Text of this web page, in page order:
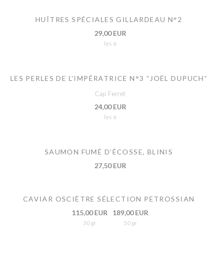
HUÎTRES SPÉCIALES GILLARDEAU N°2
29,00 EUR
les 6
LES PERLES DE L’IMPÉRATRICE N°3 “JOËL DUPUCH”
Cap Ferret
24,00 EUR
les 6
SAUMON FUMÉ D’ÉCOSSE, BLINIS
27,50 EUR
CAVIAR OSCIÈTRE SÉLECTION PETROSSIAN
115,00 EUR
30 gr
189,00 EUR
50 gr